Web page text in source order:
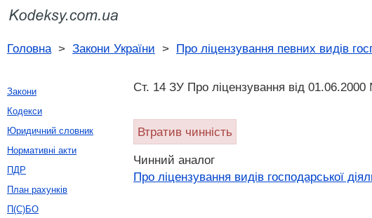
Головна> Закони України > Про ліцензування певних видів
Ст. 14 ЗУ Про ліцензування вiд
Втратив чинність
Чинний аналог
Про ліцензування видів господарської
Закони
Кодекси
Юридичний словник
Нормативні акти
ПДР
План рахунків
П(С)БО